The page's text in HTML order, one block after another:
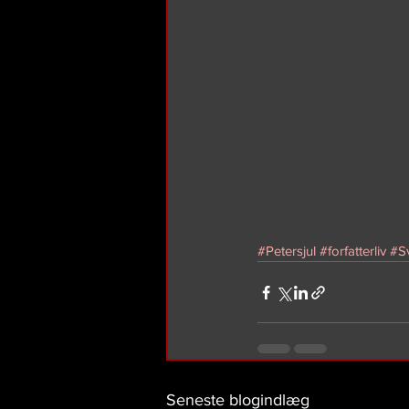
#Petersjul #forfatterliv
Seneste blogindlæg